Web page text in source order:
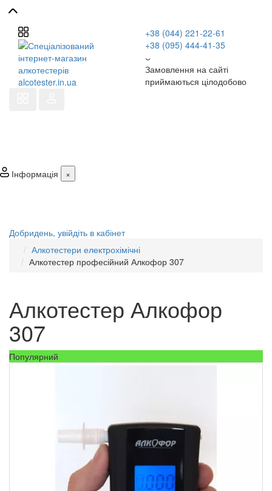
+38 (044) 221-22-61
+38 (095) 444-41-35
Замовлення на сайті
приймаються цілодобово
Інформація ×
Добридень, увійдіть в кабінет
Алкотестери електрохімічні
Алкотестер професійний Алкофор 307
Алкотестер Алкофор
307
Популярний